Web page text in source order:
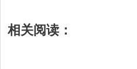
相关阅读：